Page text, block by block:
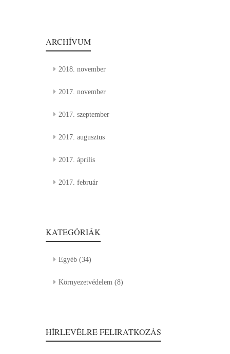
ARCHÍVUM
2018. november
2017. november
2017. szeptember
2017. augusztus
2017. április
2017. február
KATEGÓRIÁK
Egyéb (34)
Környezetvédelem (8)
HÍRLEVÉLRE FELIRATKOZÁS